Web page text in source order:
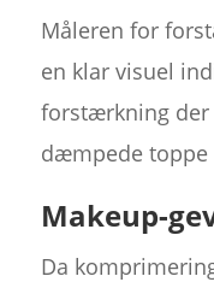
Måleren for
en klar visuel
forstærkning der
dæmpede toppe
Makeup-
Da